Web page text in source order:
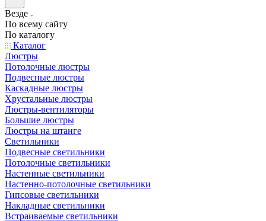
Везде
По всему сайту
По каталогу
Каталог
Люстры
Потолочные люстры
Подвесные люстры
Каскадные люстры
Хрустальные люстры
Люстры-вентиляторы
Большие люстры
Люстры на штанге
Светильники
Подвесные светильники
Потолочные светильники
Настенные светильники
Настенно-потолочные светильники
Гипсовые светильники
Накладные светильники
Встраиваемые светильники